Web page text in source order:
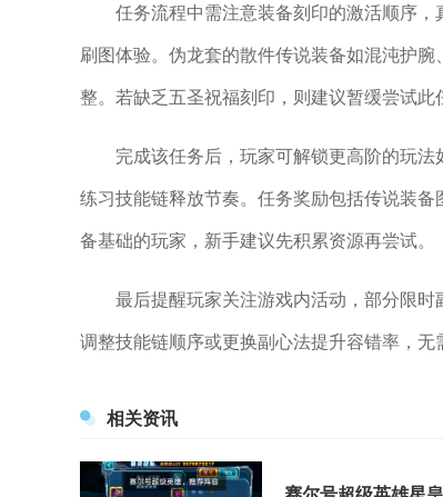
任务流程中需注意装备刻印的激活顺序
刷图体验。伪龙套的散件传说装备如混沌护
整。若缺乏五圣祝福刻印，则建议暂缓尝试此
完成该任务后，玩家可解锁更高阶的玩
练习技能链释放节奏。任务奖励包括传说装
备基础的玩家，新手建议先积累资源再尝试。
最后提醒玩家关注游戏内活动，部分限
调整技能链顺序或更换副心法提升容错率，无
相关资讯